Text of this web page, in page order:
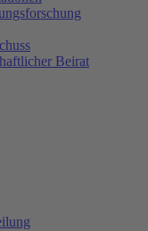
Beirat